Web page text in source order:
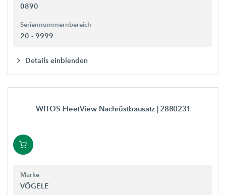
0890
Seriennummernbereich
20 - 9999
Details einblenden
WITOS FleetView Nachrüstbausatz | 2880231
Marke
VÖGELE